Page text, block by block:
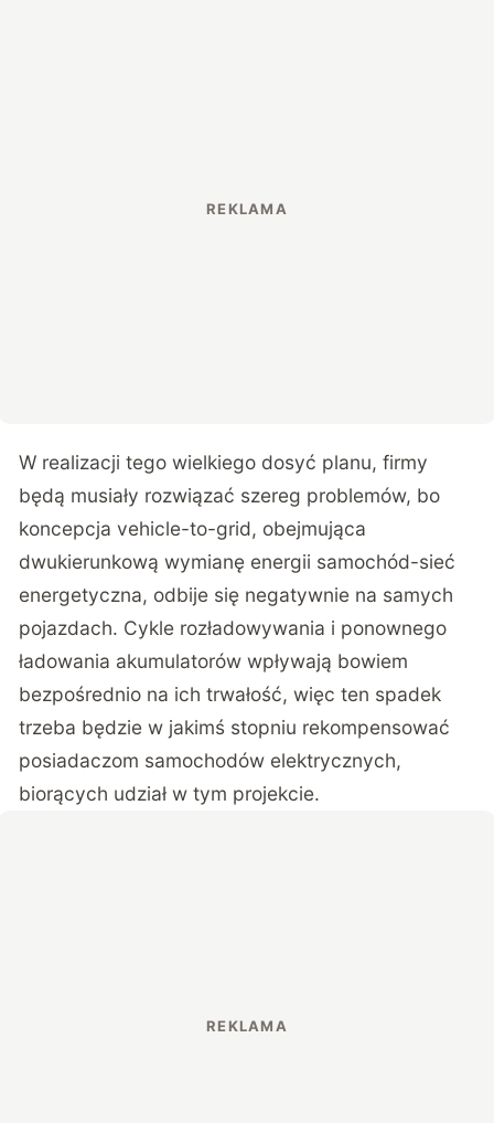
W realizacji tego wielkiego dosyć planu, firmy
będą musiały rozwiązać szereg problemów, bo
koncepcja vehicle-to-grid, obejmująca
dwukierunkową wymianę energii samochód-sieć
energetyczna, odbije się negatywnie na samych
pojazdach. Cykle rozładowywania i ponownego
ładowania akumulatorów wpływają bowiem
bezpośrednio na ich trwałość, więc ten spadek
trzeba będzie w jakimś stopniu rekompensować
posiadaczom samochodów elektrycznych,
biorących udział w tym projekcie.